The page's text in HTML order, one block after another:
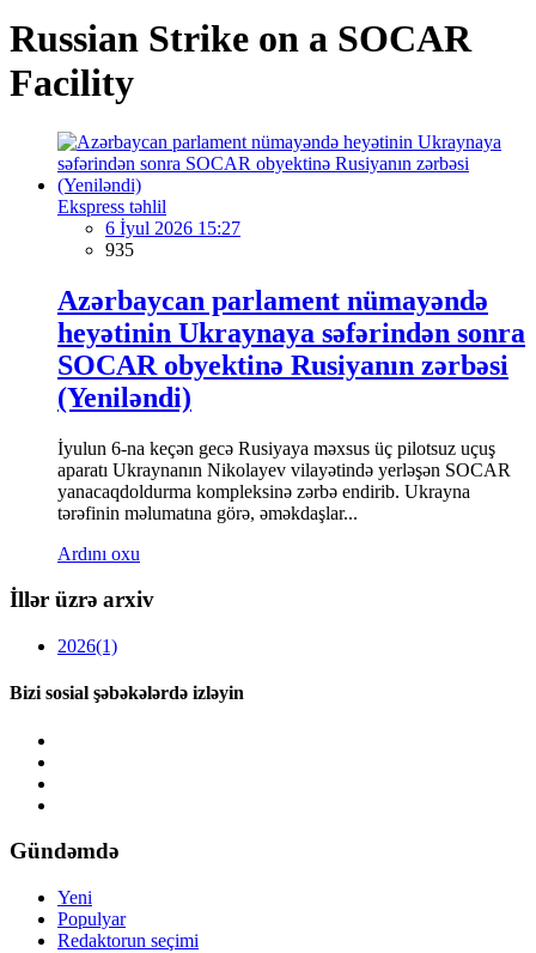
Russian Strike on a SOCAR
Facility
Ekspress təhlil
6 İyul 2026 15:27
935
Azərbaycan parlament nümayəndə
heyətinin Ukraynaya səfərindən sonra
SOCAR obyektinə Rusiyanın zərbəsi
(Yeniləndi)
İyulun 6-na keçən gecə Rusiyaya məxsus üç pilotsuz uçuş
aparatı Ukraynanın Nikolayev vilayətində yerləşən SOCAR
yanacaqdoldurma kompleksinə zərbə endirib. Ukrayna
tərəfinin məlumatına görə, əməkdaşlar...
Ardını oxu
İllər üzrə arxiv
2026(1)
Bizi sosial şəbəkələrdə izləyin
Gündəmdə
Yeni
Populyar
Redaktorun seçimi